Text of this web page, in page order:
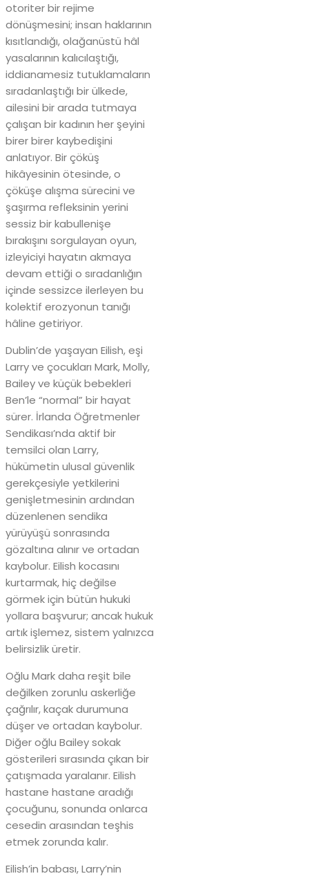
otoriter bir rejime
dönüşmesini; insan haklarının
kısıtlandığı, olağanüstü hâl
yasalarının kalıcılaştığı,
iddianamesiz tutuklamaların
sıradanlaştığı bir ülkede,
ailesini bir arada tutmaya
çalışan bir kadının her şeyini
birer birer kaybedişini
anlatıyor. Bir çöküş
hikâyesinin ötesinde, o
çöküşe alışma sürecini ve
şaşırma refleksinin yerini
sessiz bir kabullenişe
bırakışını sorgulayan oyun,
izleyiciyi hayatın akmaya
devam ettiği o sıradanlığın
içinde sessizce ilerleyen bu
kolektif erozyonun tanığı
hâline getiriyor.
Dublin’de yaşayan Eilish, eşi
Larry ve çocukları Mark, Molly,
Bailey ve küçük bebekleri
Ben’le “normal” bir hayat
sürer. İrlanda Öğretmenler
Sendikası’nda aktif bir
temsilci olan Larry,
hükümetin ulusal güvenlik
gerekçesiyle yetkilerini
genişletmesinin ardından
düzenlenen sendika
yürüyüşü sonrasında
gözaltına alınır ve ortadan
kaybolur. Eilish kocasını
kurtarmak, hiç değilse
görmek için bütün hukuki
yollara başvurur; ancak hukuk
artık işlemez, sistem yalnızca
belirsizlik üretir.
Oğlu Mark daha reşit bile
değilken zorunlu askerliğe
çağrılır, kaçak durumuna
düşer ve ortadan kaybolur.
Diğer oğlu Bailey sokak
gösterileri sırasında çıkan bir
çatışmada yaralanır. Eilish
hastane hastane aradığı
çocuğunu, sonunda onlarca
cesedin arasından teşhis
etmek zorunda kalır.
Eilish’in babası, Larry’nin